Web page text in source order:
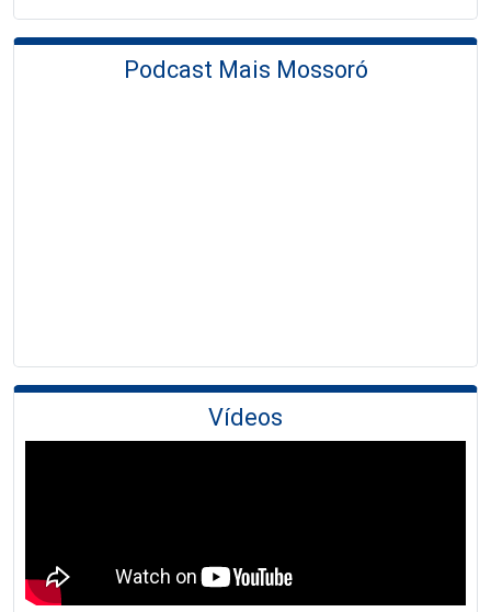
Podcast Mais Mossoró
Vídeos